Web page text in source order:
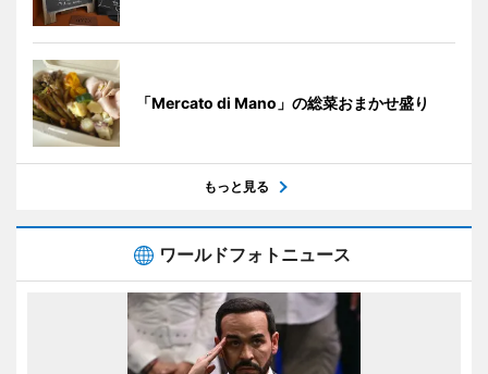
「Mercato di Mano」の総菜おまかせ盛り
もっと見る
ワールドフォトニュース